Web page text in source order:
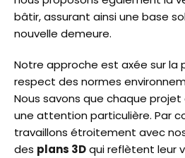
bâtir, assurant ainsi une base
nouvelle demeure.
Notre approche est axée sur la
respect des normes
Nous savons que chaque
une attention particulière. Par
travaillons étroitement avec
des plans 3Dqui reflètent leur